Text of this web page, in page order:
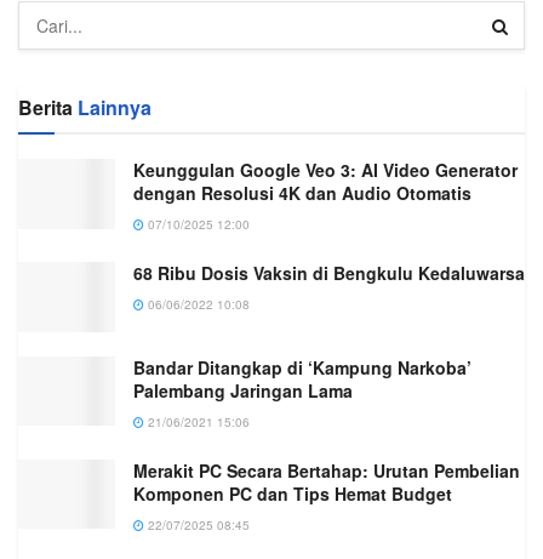
Berita Lainnya
Keunggulan Google Veo 3: AI Video Generator
dengan Resolusi 4K dan Audio Otomatis
07/10/2025 12:00
68 Ribu Dosis Vaksin di Bengkulu Kedaluwarsa
06/06/2022 10:08
Bandar Ditangkap di ‘Kampung Narkoba’
Palembang Jaringan Lama
21/06/2021 15:06
Merakit PC Secara Bertahap: Urutan Pembelian
Komponen PC dan Tips Hemat Budget
22/07/2025 08:45